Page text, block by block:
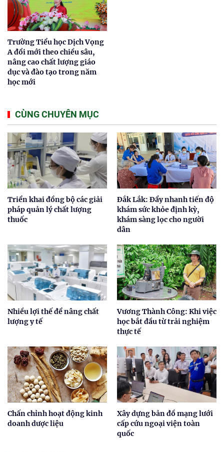
Trường Tiểu học Dịch Vọng
A đổi mới theo chiều sâu,
nâng cao chất lượng giáo
dục và đào tạo trong năm
học mới
CÙNG CHUYÊN MỤC
Triển khai đồng bộ các giải
pháp quản lý chất lượng
thuốc
Đắk Lắk: Đẩy nhanh tiến độ
khám sức khỏe định kỳ,
khám sàng lọc cho người
dân
Nhiều lợi thế để nâng chất
lượng y tế
Vương Thành Công: Khi việc
học bắt đầu từ trải nghiệm
thực tế
Chấn chỉnh hoạt động kinh
doanh dược liệu
Xây dựng bản đồ mạng lưới
cấp cứu ngoại viện toàn
quốc